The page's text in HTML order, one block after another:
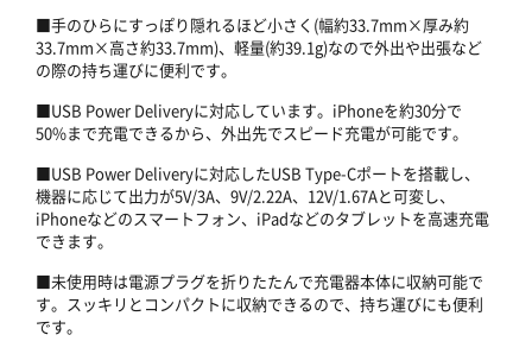
■手のひらにすっぽり隠れるほど小さく(幅約33.7mm×厚み約
33.7mm×高さ約33.7mm)、軽量(約39.1g)なので外出や出張など
の際の持ち運びに便利です。
■USB Power Deliveryに対応しています。iPhoneを約30分で
50%まで充電できるから、外出先でスピード充電が可能です。
■USB Power Deliveryに対応したUSB Type-Cポートを搭載し、
機器に応じて出力が5V/3A、9V/2.22A、12V/1.67Aと可変し、
iPhoneなどのスマートフォン、iPadなどのタブレットを高速充電
できます。
■未使用時は電源プラグを折りたたんで充電器本体に収納可能で
す。スッキリとコンパクトに収納できるので、持ち運びにも便利
です。